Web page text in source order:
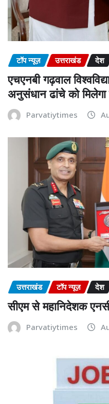
टॉप न्यूज़ उत्तराखंड देश
एचएनबी गढ़वाल
अनुसंधान ढांचे को मिलेगा
Parvatiytimes
उत्तराखंड टॉप न्यूज़ देश
सीएम से महानिदेशक
Parvatiytimes